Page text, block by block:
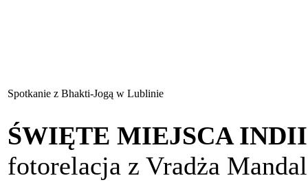
Spotkanie z Bhakti-Jogą w Lublinie
ŚWIĘTE MIEJSCA INDII
fotorelacja z Vradża